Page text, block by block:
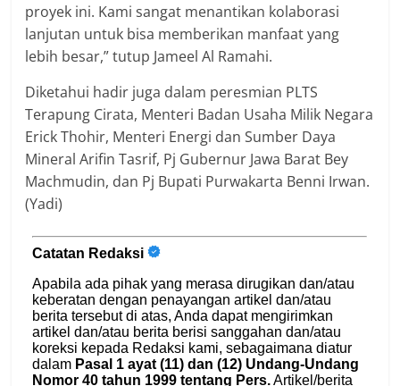
proyek ini. Kami sangat menantikan kolaborasi
lanjutan untuk bisa memberikan manfaat yang
lebih besar,” tutup Jameel Al Ramahi.
Diketahui hadir juga dalam peresmian PLTS
Terapung Cirata, Menteri Badan Usaha Milik Negara
Erick Thohir, Menteri Energi dan Sumber Daya
Mineral Arifin Tasrif, Pj Gubernur Jawa Barat Bey
Machmudin, dan Pj Bupati Purwakarta Benni Irwan.
(Yadi)